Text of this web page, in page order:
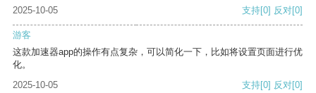
2025-10-05 支持[0] 反对[0]
游客
这款加速器app的操作有点复杂，可以简化一下，比如将设置页面进行优
化。
2025-10-05
支持[0] 反对[0]